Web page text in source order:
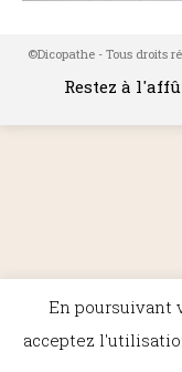
©Dicopathe - Tous droits
Restez à
En poursuivant
acceptez